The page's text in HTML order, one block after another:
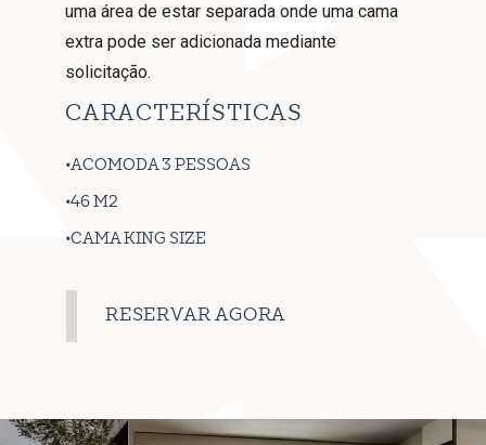
uma área de estar separada onde uma cama
extra pode ser adicionada mediante
solicitação.
CARACTERÍSTICAS
ACOMODA 3 PESSOAS
46 M2
CAMA KING SIZE
RESERVAR AGORA